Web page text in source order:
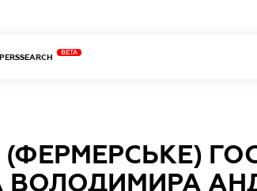
BETA
(ФЕРМЕРСЬКЕ)
ВОЛОДИМИРА